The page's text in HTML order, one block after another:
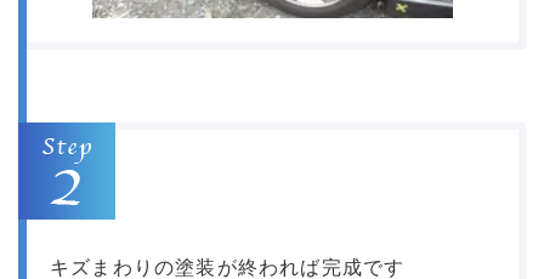
キズまわりの塗装が終われば完成です